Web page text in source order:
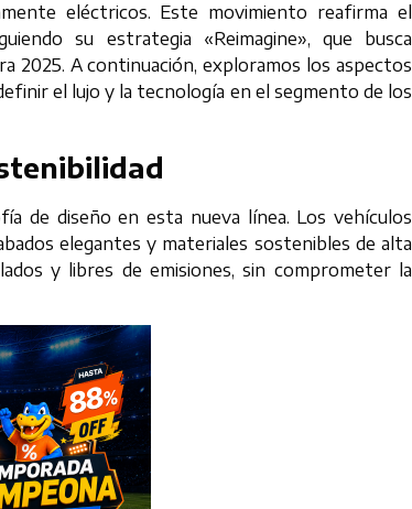
eléctricos. Este movimiento reafirma el
su estrategia «Reimagine», que busca
2025. A continuación, exploramos los aspectos
el lujo y la tecnología en el segmento de los
de diseño en esta nueva línea. Los vehículos
elegantes y materiales sostenibles de alta
y libres de emisiones, sin comprometer la